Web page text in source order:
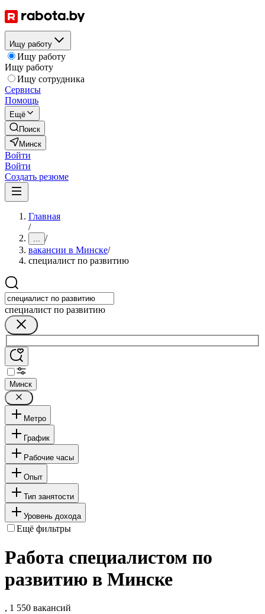
Ищу работу
Ищу работу
Ищу работу
Ищу сотрудника
Сервисы
Помощь
Ещё
Поиск
Минск
Войти
Войти
Создать резюме
Главная
/
... /
вакансии в Минске/
специалист по развитию
специалист по развитию
Минск
Метро
График
Рабочие часы
Опыт
Тип занятости
Уровень дохода
Ещё фильтры
Работа специалистом по
развитию в Минске
, 1 550 вакансий